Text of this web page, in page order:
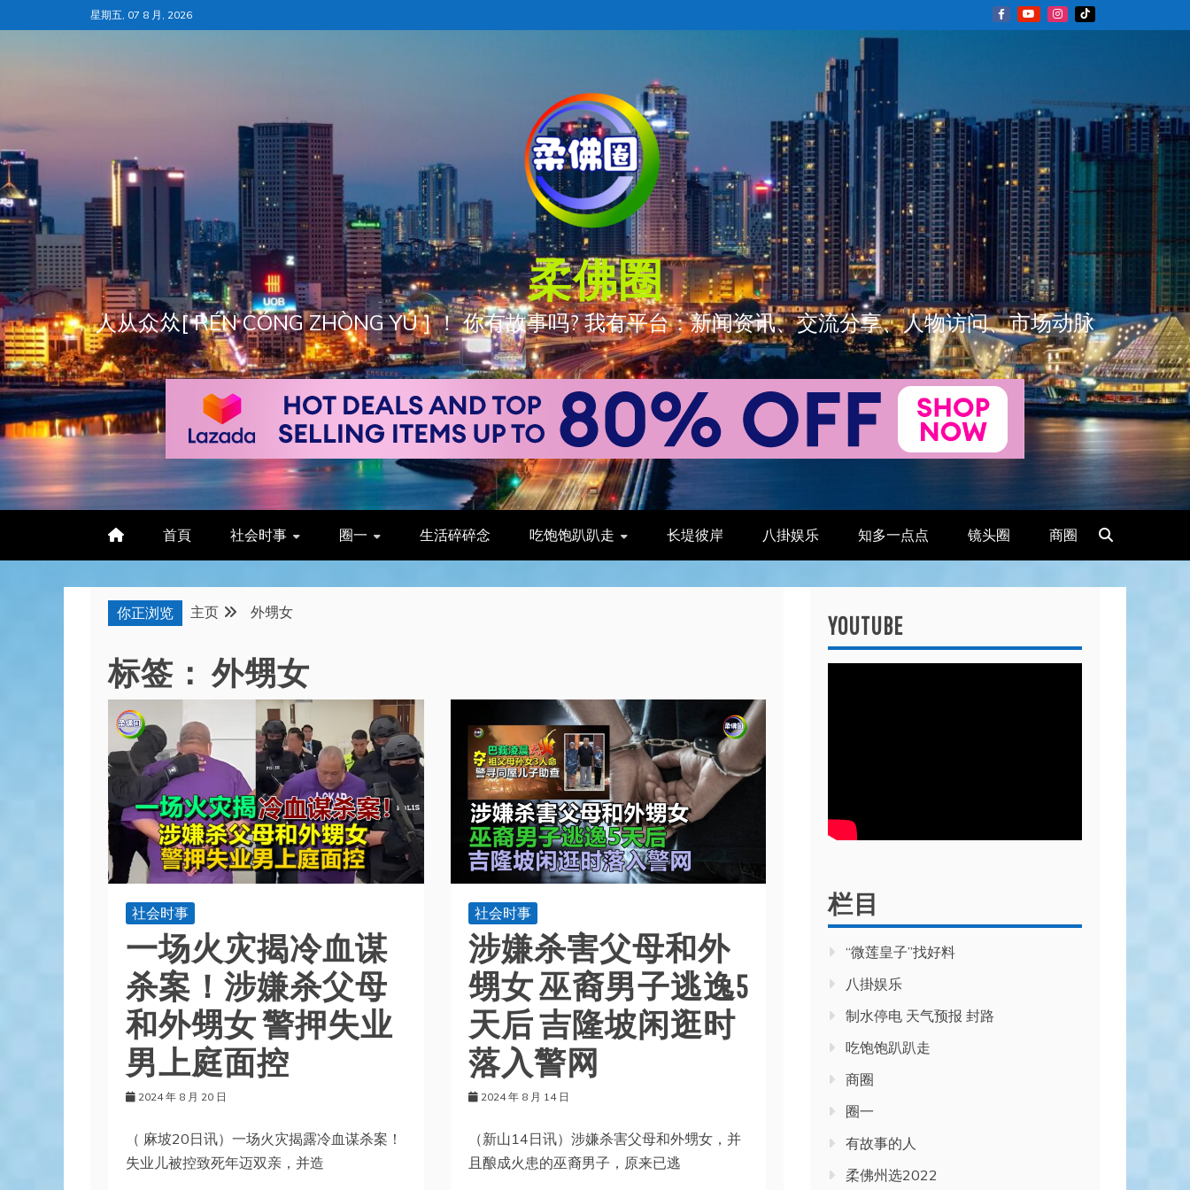
至
星期五, 07 8 月, 2026
柔佛圈
人从众𠈌[ RÉN CÓNG ZHÒNG YÚ ] ！ 你有故事吗? 我有平台：新闻资讯、交流分享、人物访问、市场动脉
首頁 社会时事 圈一 生活碎碎念 吃饱饱趴趴走 长堤彼岸 八掛娱乐 知多一点点 镜头圈 商圈
你正浏览 主页 外甥女
标签：外甥女
社会时事
一场火灾揭冷血谋
杀案！涉嫌杀父母
和外甥女 警押失业
男上庭面控
2024 年 8 月 20 日
（ 麻坡20日讯）一场火灾揭露冷血谋杀案！
失业儿被控致死年迈双亲，并造
社会时事
涉嫌杀害父母和外
甥女 巫裔男子逃逸5
天后 吉隆坡闲逛时
落入警网
2024 年 8 月 14 日
（新山14日讯）涉嫌杀害父母和外甥女，并
且酿成火患的巫裔男子，原来已逃
YOUTUBE
栏目
“微莲皇子”找好料
八掛娱乐
制水停电 天气预报 封路
吃饱饱趴趴走
商圈
圈一
有故事的人
柔佛州选2022